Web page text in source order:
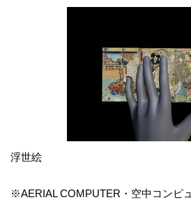
浮世絵
※AERIAL COMPUTER・空中コンピ